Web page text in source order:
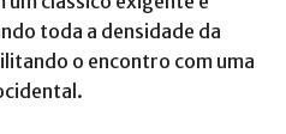
toda a densidade da
o encontro com uma